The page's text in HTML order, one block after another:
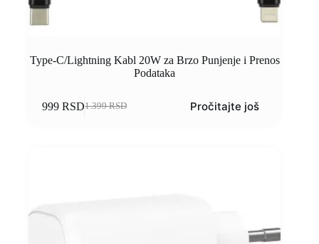
Type-C/Lightning Kabl 20W za Brzo Punjenje i Prenos
Podataka
1.399RSD
999RSD Pročitajte još